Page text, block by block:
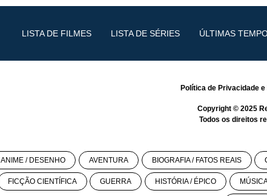
LISTA DE FILMES LISTA DE SÉRIES ÚLTIMAS
Política de Privacidadee
Copyright © 2025
Todos os direitos
ANIME / DESENHO AVENTURA BIOGRAFIA / FATOS REAIS
FICÇÃO CIENTÍFICA GUERRA HISTÓRIA / ÉPICO